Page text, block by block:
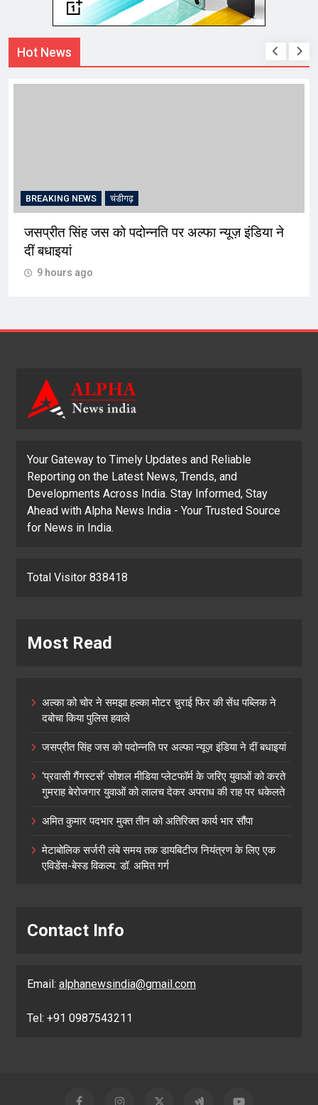
Hot News
BREAKING NEWS चंडीगढ़
जसप्रीत सिंह जस को पदोन्नति पर अल्फा न्यूज़ इंडिया ने
दीं बधाइयां
9 hours ago
Your Gateway to Timely Updates and Reliable
Reporting on the Latest News, Trends, and
Developments Across India. Stay Informed, Stay
Ahead with Alpha News India - Your Trusted Source
for News in India.
Total Visitor 838418
Most Read
अल्का को चोर ने समझा हल्का मोटर चुराई फिर की सेंध पब्लिक ने
दबोचा किया पुलिस हवाले
जसप्रीत सिंह जस को पदोन्नति पर अल्फा न्यूज़ इंडिया ने दीं बधाइयां
‘प्रवासी गैंगस्टर्स’ सोशल मीडिया प्लेटफॉर्म के जरिए युवाओं को करते
गुमराह बेरोजगार युवाओं को लालच देकर अपराध की राह पर धकेलते
अमित कुमार पदभार मुक्त तीन को अतिरिक्त कार्य भार सौंपा
मेटाबोलिक सर्जरी लंबे समय तक डायबिटीज नियंत्रण के लिए एक
एविडेंस-बेस्ड विकल्प: डॉ. अमित गर्ग
Contact Info
Email: alphanewsindia@gmail.com
Tel: +91 0987543211